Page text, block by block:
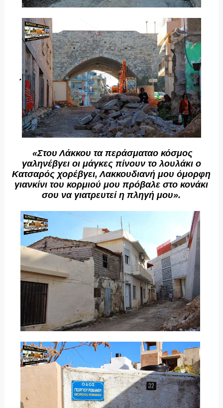
.
«Στου Λάκκου τα περάσματαο κόσμος
γαληνέβγει οι μάγκες πίνουν το λουλάκι ο
Kατσαρός χορέβγει, Λακκουδιανή μου όμορφη
γιανκίνι του κορμιού μου πρόβαλε στο κονάκι
σου να γιατρευτεί η πληγή μου».